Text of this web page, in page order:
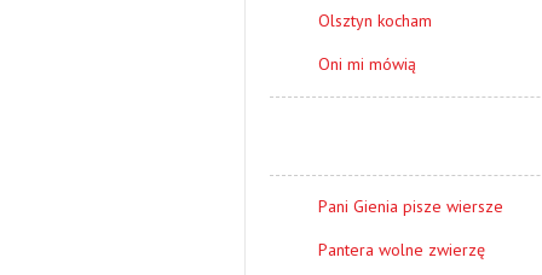
Olsztyn kocham
Oni mi mówią
Pani Gienia pisze wiersze
Pantera wolne zwierzę